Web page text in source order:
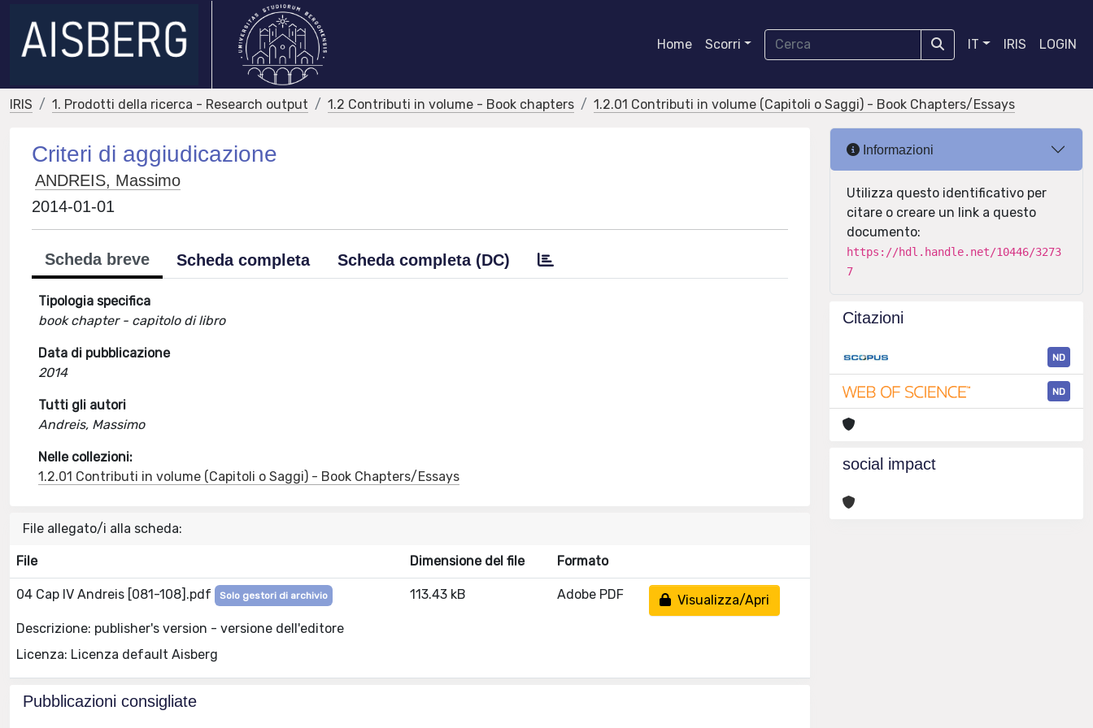
Home Scorri IT IRIS LOGIN
IRIS 1. Prodotti della ricerca - Research output 1.2 Contributi in volume - Book chapters 1.2.01 Contributi in volume (Capitoli o Saggi) - Book Chapters/Essays
Criteri di aggiudicazione
ANDREIS, Massimo
2014-01-01
Scheda breve Scheda completa Scheda completa (DC)
Tipologia specifica
book chapter - capitolo di libro
Data di pubblicazione
2014
Tutti gli autori
Andreis, Massimo
Nelle collezioni:
1.2.01 Contributi in volume (Capitoli o Saggi) - Book Chapters/Essays
File allegato/i alla scheda:
File Dimensione del file Formato
04 Cap IV Andreis [081-108].pdf Solo gestori di archivio
Descrizione: publisher's version - versione dell'editore
Licenza: Licenza default Aisberg
113.43 kB Adobe PDF Visualizza/Apri
Pubblicazioni consigliate
Informazioni
Utilizza questo identificativo per
citare o creare un link a questo
documento:
https://hdl.handle.net/10446/3273
7
Citazioni
ND
ND
social impact